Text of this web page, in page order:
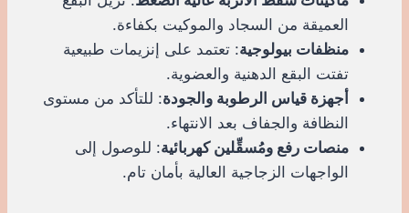
العميقة من السجاد والموكيت بكفاءة.
منظفات بيولوجية: تعتمد على إنزيمات طبيعية
تفتت البقع الدهنية والعضوية.
أجهزة قياس الرطوبة والجودة: للتأكد من مستوى
النظافة والجفاف بعد الانتهاء.
منصات رفع ومُسقِّلين كهربائية: للوصول إلى
الواجهات الزجاجية العالية بأمان تام.